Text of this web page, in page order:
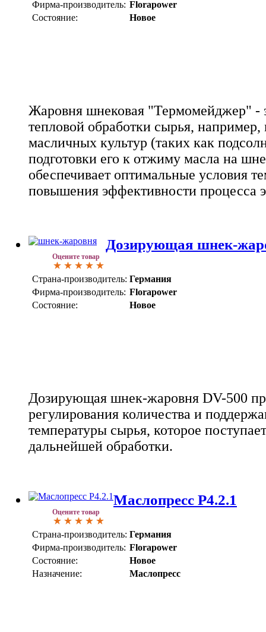
Фирма-производитель: Florapower
Состояние:
Новое
Жаровня шнековая "Термомейджер" -
тепловой обработки сырья, например,
масличных культур (таких как
подготовки его к отжиму масла на
обеспечивает оптимальные условия
повышения эффективности процесса
Оцените товар
Дозирующая шнек-
Страна-производитель: Германия
Фирма-производитель: Florapower
Состояние:
Новое
Дозирующая шнек-жаровня DV-500
регулирования количества и
температуры сырья, которое
дальнейшей обработки.
Оцените товар
Маслопресс Р4.2.1
Страна-производитель: Германия
Фирма-производитель: Florapower
Состояние:
Новое
Назначение:
Маслопресс